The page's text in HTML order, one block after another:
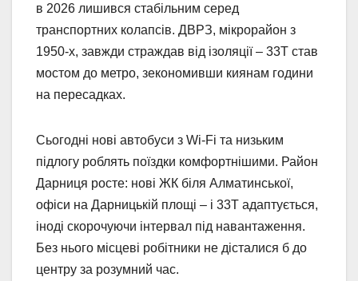
в 2026 лишився стабільним серед
транспортних колапсів. ДВРЗ, мікрорайон з
1950-х, завжди страждав від ізоляції – 33Т став
мостом до метро, зекономивши киянам години
на пересадках.
Сьогодні нові автобуси з Wi-Fi та низьким
підлогу роблять поїздки комфортнішими. Район
Дарниця росте: нові ЖК біля Алматинської,
офіси на Дарницькій площі – і 33Т адаптується,
іноді скорочуючи інтервал під навантаження.
Без нього місцеві робітники не дісталися б до
центру за розумний час.